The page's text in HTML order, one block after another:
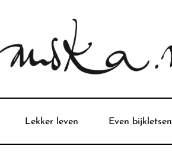
Lekker leven Even bijkletsen